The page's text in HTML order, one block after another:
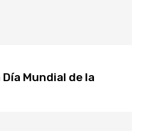
Mundial de la